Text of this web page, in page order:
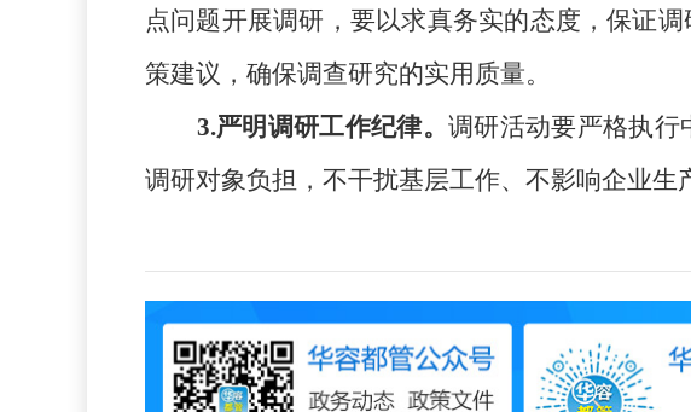
点问题开展调研，要以求真务实的态度，保证
策建议，确保调查研究的实用质量。
3.严明调研工作纪律。调研活动要严格执行
调研对象负担，不干扰基层工作、不影响企业生